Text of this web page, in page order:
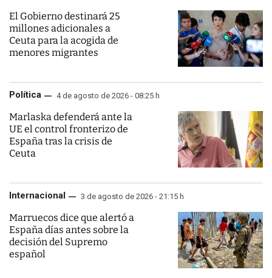
El Gobierno destinará 25
millones adicionales a
Ceuta para la acogida de
menores migrantes
Política 4 de agosto de 2026 - 08:25 h
Marlaska defenderá ante la
UE el control fronterizo de
España tras la crisis de
Ceuta
Internacional 3 de agosto de 2026 - 21:15 h
Marruecos dice que alertó a
España días antes sobre la
decisión del Supremo
español